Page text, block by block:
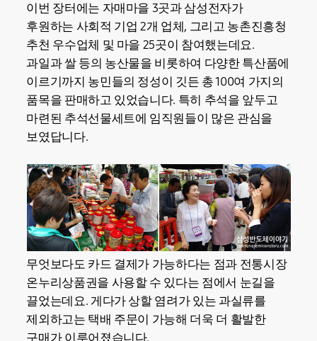
이번 장터에는 자매마을 3곳과 삼성전자가
후원하는 사회적 기업 2개 업체, 그리고 농촌진흥청
추천 우수업체 및 마을 25곳이 참여했는데요.
과일과 쌀 등의 농산물을 비롯하여 다양한 특산품에
이르기까지 농민들의 정성이 깃든 총 100여 가지의
품목을 판매하고 있었습니다. 특히 추석을 앞두고
마련된 추석선물세트에 임직원들이 많은 관심을
보였답니다.
무엇보다도 카드 결제가 가능하다는 점과 전통시장
온누리상품권을 사용할 수 있다는 점에서 눈길을
끌었는데요. 게다가 상할 염려가 있는 과실류를
제외하고는 택배 주문이 가능해 더욱 더 활발한
구매가 이루어졌습니다.